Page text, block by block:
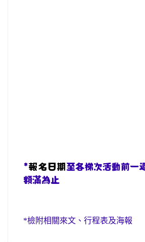
*報名日期至各梯次活動前一
額滿為止
*檢附相關來文、行程表及海報